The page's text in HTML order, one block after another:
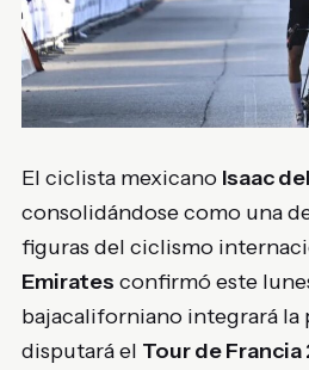
El ciclista mexicano Isaac
consolidándose como una
figuras del ciclismo
Emirates confirmó este
bajacaliforniano integrará la
disputará el Tour de Francia